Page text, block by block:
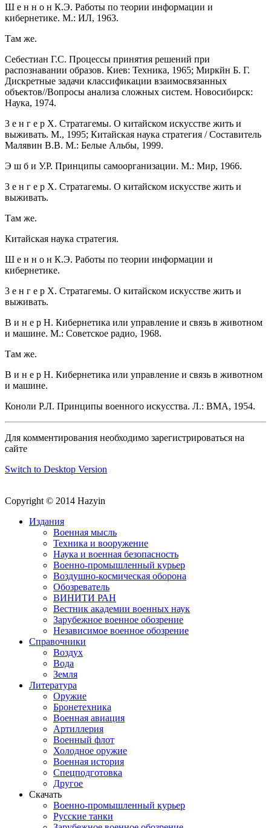
Ш е н н о н К.Э. Работы по теории информации и
кибернетике. М.: ИЛ, 1963.
Там же.
Себестиан Г.С. Процессы принятия решений при
распознавании образов. Киев: Техника, 1965; Миркйн Б. Г.
Дискретные задачи классификации взаимосвязанных
объектов//Вопросы анализа сложных систем. Новосибирск:
Наука, 1974.
3 е н г е р X. Стратагемы. О китайском искусстве жить и
выживать. М., 1995; Китайская наука стратегия / Составитель
Малявин В.В. М.: Белые Альбы, 1999.
Э ш б и У.Р. Принципы самоорганизации. М.: Мир, 1966.
3 е н г е р X. Стратагемы. О китайском искусстве жить и
выживать.
Там же.
Китайская наука стратегия.
Ш е н н о н К.Э. Работы по теории информации и
кибернетике.
3 е н г е р X. Стратагемы. О китайском искусстве жить и
выживать.
В и н е р Н. Кибернетика или управление и связь в животном
и машине. М.: Советское радио, 1968.
Там же.
В и н е р Н. Кибернетика или управление и связь в животном
и машине.
Коноли Р.Л. Принципы военного искусства. Л.: ВМА, 1954.
Для комментирования необходимо зарегистрироваться на
сайте
Switch to Desktop Version
Copyright © 2014 Hazyin
Издания
Военная мысль
Техника и вооружение
Наука и военная безопасность
Военно-промышленный курьер
Воздушно-космическая оборона
Обозреватель
ВИНИТИ РАН
Вестник академии военных наук
Зарубежное военное обозрение
Независимое военное обозрение
Справочники
Воздух
Вода
Земля
Литература
Оружие
Бронетехника
Военная авиация
Артиллерия
Военный флот
Холодное оружие
Военная история
Спецподготовка
Другое
Скачать
Военно-промышленный курьер
Русские танки